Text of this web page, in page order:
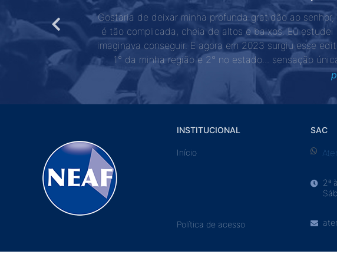
prestar o concurso
Assim, vocês
Gostaria de deixar minha profunda gratidão ao
é tão complicada, cheia de altos e baixos. Eu
imaginava conseguir. E agora em 2023 surgiu esse
1° da minha região e 2° no estado... sensação
INSTITUCIONAL
Início
Política de acesso
SAC
2ª